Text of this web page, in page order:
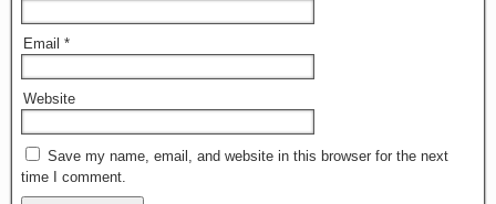
Email *
Website
Save my name, email, and website in this browser for the next
time I comment.